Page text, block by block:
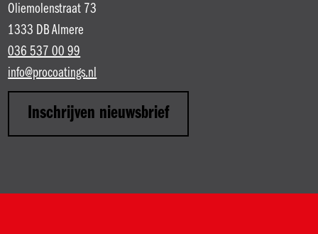
Oliemolenstraat 73
1333 DB Almere
036 537 00 99
info@procoatings.nl
Inschrijven nieuwsbrief